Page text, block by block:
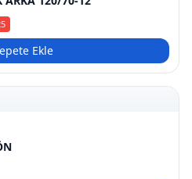
Ekle